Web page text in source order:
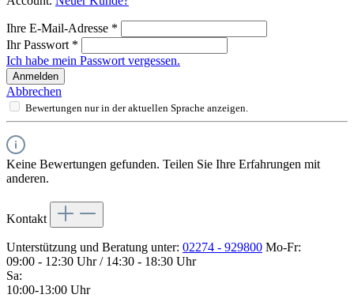
Ihre E-Mail-Adresse *
Ihr Passwort *
Ich habe mein Passwort vergessen.
Anmelden
Abbrechen
Bewertungen nur in der aktuellen Sprache anzeigen.
Keine Bewertungen gefunden. Teilen Sie Ihre Erfahrungen mit
anderen.
Kontakt
Unterstützung und Beratung unter: 02274 - 929800 Mo-Fr:
09:00 - 12:30 Uhr / 14:30 - 18:30 Uhr
Sa:
10:00-13:00 Uhr